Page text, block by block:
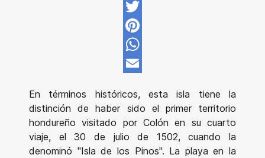
Facebook
Twitter
Pinterest
WhatsApp
En términos históricos, esta isla tiene la
distinción de haber sido el primer territorio
hondureño visitado por Colón en su cuarto
viaje, el 30 de julio de 1502, cuando la
denominó "Isla de los Pinos". La playa en la